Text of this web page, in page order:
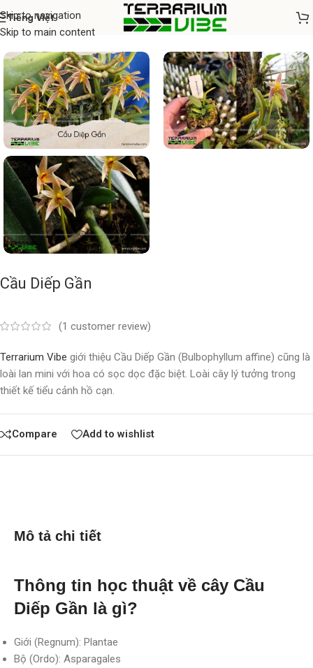
Skip to navigation
Skip to main content
Tiếng Việt
Home/Cây thủy sinh
Cầu Diếp Gần
(1 customer review)
Terrarium Vibe giới thiệu Cầu Diếp Gần (Bulbophyllum affine) cũng là
loài lan mini với hoa có sọc dọc đặc biệt. Loài cây lý tưởng trong
thiết kế tiểu cảnh hồ cạn.
Compare Add to wishlist
Mô tả chi tiết
Thông tin học thuật về cây Cầu
Diếp Gần là gì?
Giới (Regnum): Plantae
Bộ (Ordo): Asparagales